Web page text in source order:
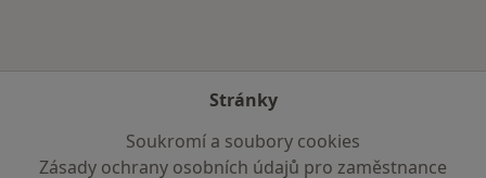
Stránky
Soukromí a soubory cookies
Zásady ochrany osobních údajů pro zaměstnance